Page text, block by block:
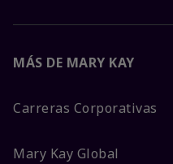
MÁS DE MARY KAY
Carreras Corporativas
Mary Kay Global